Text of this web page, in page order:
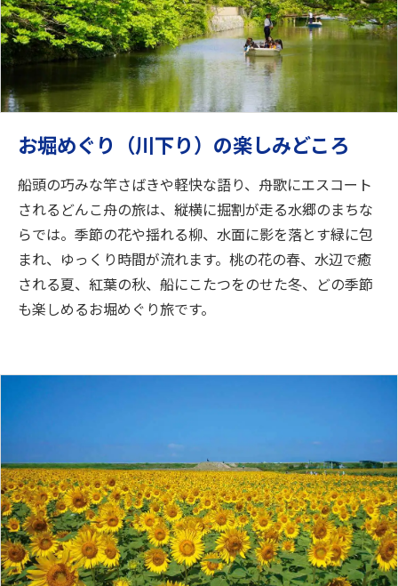
お堀めぐり（川下り）の楽しみどころ
船頭の巧みな竿さばきや軽快な語り、舟歌にエスコート
されるどんこ舟の旅は、縦横に掘割が走る水郷のまちな
らでは。季節の花や揺れる柳、水面に影を落とす緑に包
まれ、ゆっくり時間が流れます。桃の花の春、水辺で癒
される夏、紅葉の秋、船にこたつをのせた冬、どの季節
も楽しめるお堀めぐり旅です。